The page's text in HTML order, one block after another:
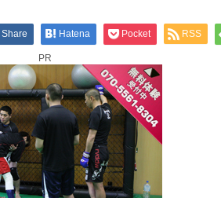
Share Hatena Pocket RSS
PR